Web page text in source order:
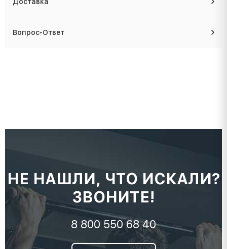
Вопрос-Ответ
НЕ НАШЛИ, ЧТО ИСКАЛИ?
ЗВОНИТЕ!
8 800 550 68 40